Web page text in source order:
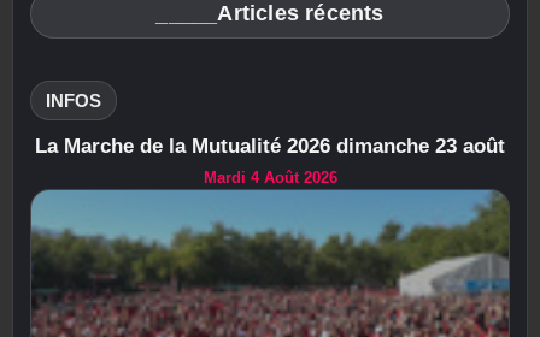
_____Articles récents
INFOS
La Marche de la Mutualité 2026 dimanche 23 août
Mardi 4 Août 2026